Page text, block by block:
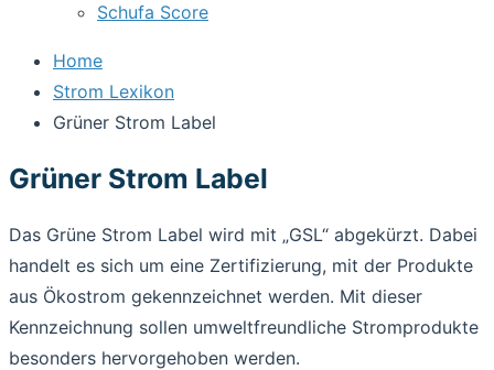
Schufa Score
Home
Strom Lexikon
Grüner Strom Label
Grüner Strom Label
Das Grüne Strom Label wird mit „GSL“ abgekürzt. Dabei
handelt es sich um eine Zertifizierung, mit der Produkte
aus Ökostrom gekennzeichnet werden. Mit dieser
Kennzeichnung sollen umweltfreundliche Stromprodukte
besonders hervorgehoben werden.